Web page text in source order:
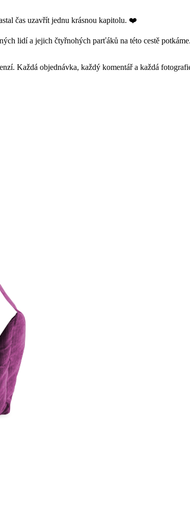
čas uzavřít jednu krásnou kapitolu. ❤️
lidí a jejich čtyřnohých parťáků na této cestě
Každá objednávka, každý komentář a každá